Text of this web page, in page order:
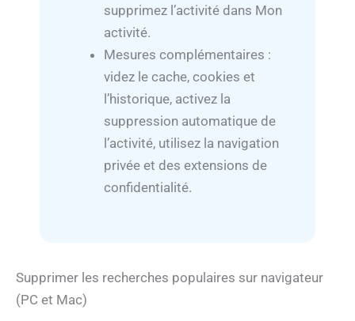
supprimez l’activité dans Mon
activité.
Mesures complémentaires :
videz le cache, cookies et
l’historique, activez la
suppression automatique de
l’activité, utilisez la navigation
privée et des extensions de
confidentialité.
Supprimer les recherches populaires sur navigateur
(PC et Mac)